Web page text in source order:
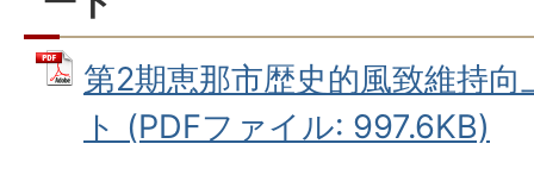
第2期恵那市歴史的風致維持
ト (PDFファイル: 997.6KB)